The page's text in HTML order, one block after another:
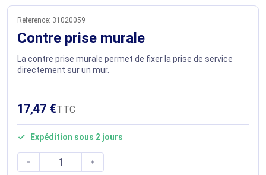
Reference: 31020059
Contre prise murale
La contre prise murale permet de fixer la prise de service
directement sur un mur.
17,47 €TTC
 Expédition sous 2 jours
 